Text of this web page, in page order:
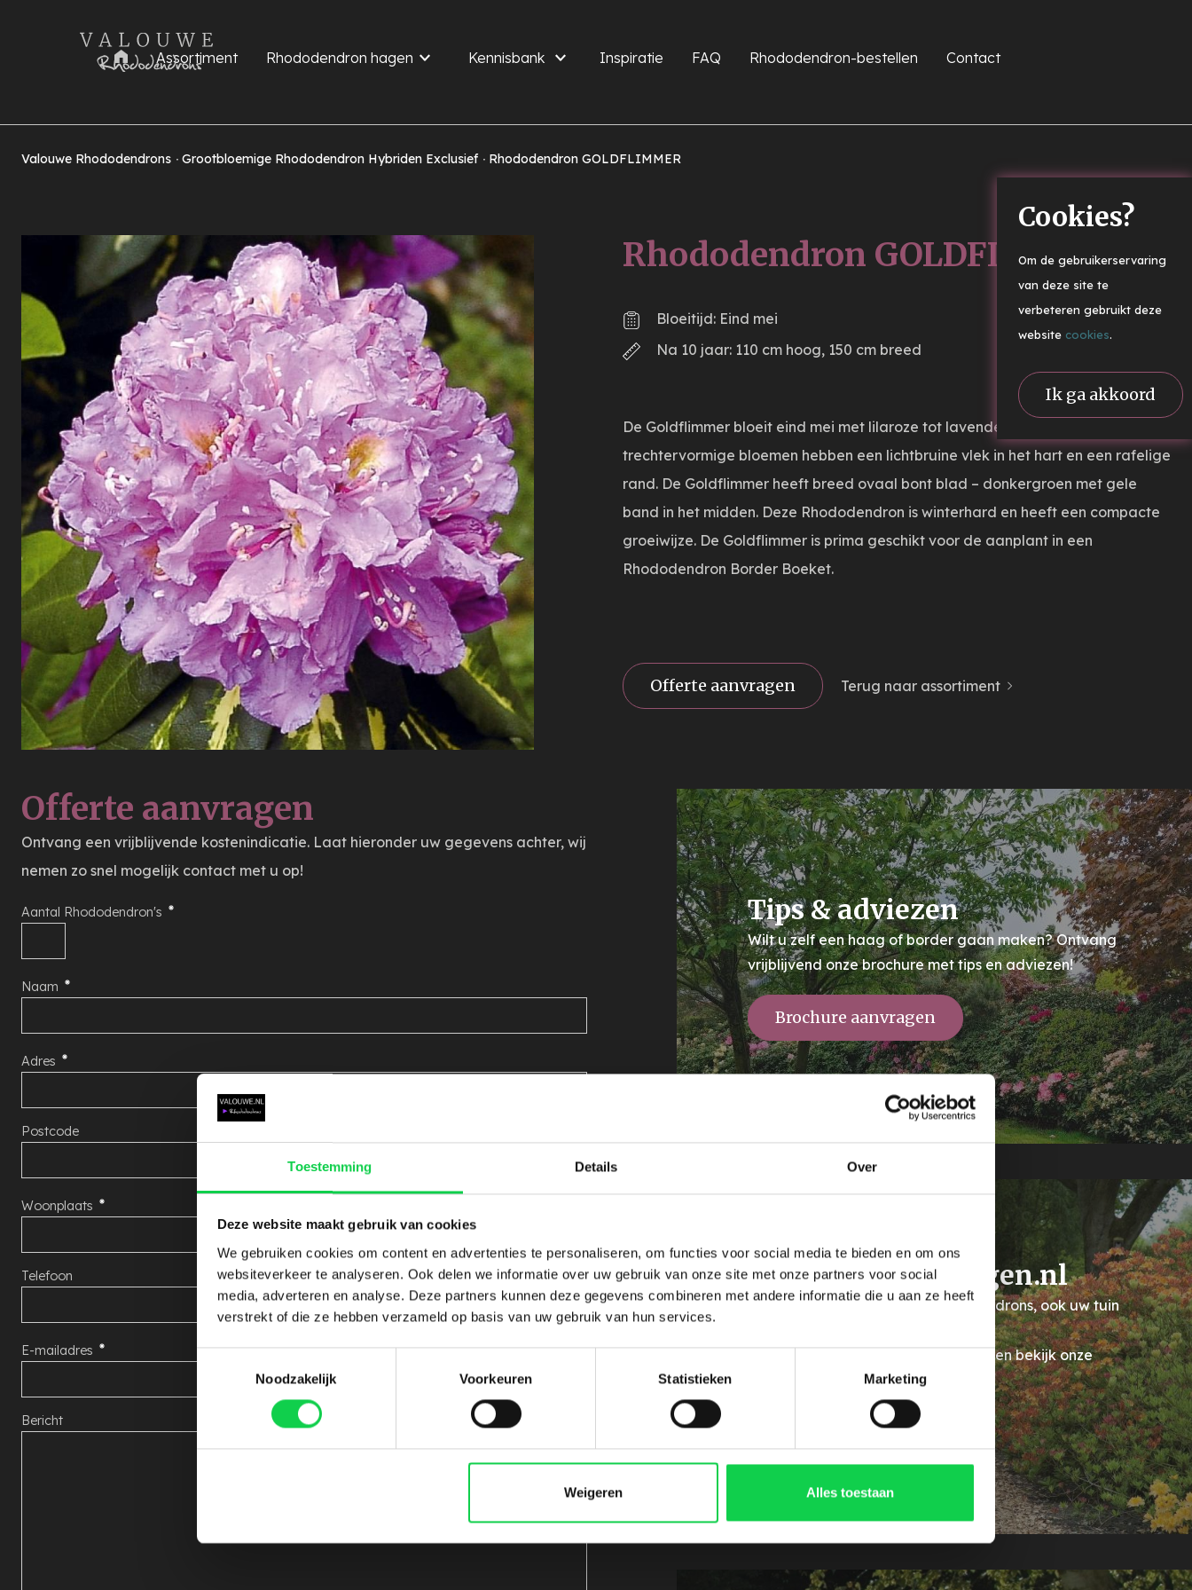
Toestemming Details Over
Deze website maakt gebruik van cookies
We gebruiken cookies om content en advertenties te personaliseren, om functies voor social media te bieden en om ons
websiteverkeer te analyseren. Ook delen we informatie over uw gebruik van onze site met onze partners voor social
media, adverteren en analyse. Deze partners kunnen deze gegevens combineren met andere informatie die u aan ze heeft
verstrekt of die ze hebben verzameld op basis van uw gebruik van hun services.
Toestemmingsselectie
Noodzakelijk
Voorkeuren Statistieken Marketing
Weigeren Alles toestaan
Assortiment Rhododendron hagen Kennisbank Inspiratie FAQ Rhododendron-bestellen Contact
Valouwe Rhododendrons Grootbloemige Rhododendron Hybriden Exclusief Rhododendron GOLDFLIMMER
Rhododendron GOLDFLIMMER
Bloeitijd: Eind mei
Na 10 jaar: 110 cm hoog, 150 cm breed
De Goldflimmer bloeit eind mei met lilaroze tot lavendelkleurige bloemen. De
trechtervormige bloemen hebben een lichtbruine vlek in het hart en een rafelige
rand. De Goldflimmer heeft breed ovaal bont blad – donkergroen met gele
band in het midden. Deze Rhododendron is winterhard en heeft een compacte
groeiwijze. De Goldflimmer is prima geschikt voor de aanplant in een
Rhododendron Border Boeket.
Offerte aanvragen Terug naar assortiment
Offerte aanvragen
Ontvang een vrijblijvende kostenindicatie. Laat hieronder uw gegevens achter, wij
nemen zo snel mogelijk contact met u op!
Aantal Rhododendron's
Naam
Adres
Postcode
Woonplaats
Telefoon
E-mailadres
Bericht
Tips & adviezen
Wilt u zelf een haag of border gaan maken? Ontvang
vrijblijvend onze brochure met tips en adviezen!
Brochure aanvragen
Rhododendronhagen.nl
Wist u dat wij naast losse Rhododendrons, ook uw tuin
rhododendronhaag? Laat u inspireren bekijk onze
Rhododendron hagen
Cookies?
Om de gebruikerservaring
van deze site te
verbeteren gebruikt deze
website cookies.
Ik ga akkoord